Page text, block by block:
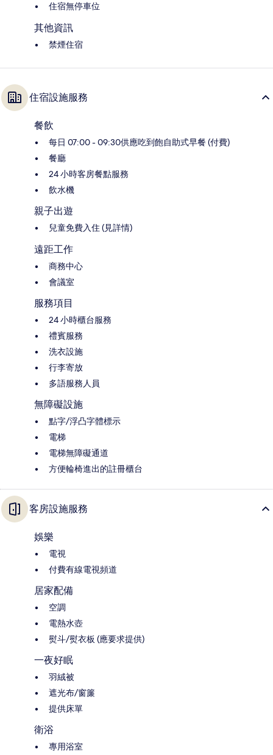
住宿無停車位
其他資訊
禁煙住宿
住宿設施服務
餐飲
每日 07:00 - 09:30供應吃到飽自助式早餐 (付費)
餐廳
24 小時客房餐點服務
飲水機
親子出遊
兒童免費入住 (見詳情)
遠距工作
商務中心
會議室
服務項目
24 小時櫃台服務
禮賓服務
洗衣設施
行李寄放
多語服務人員
無障礙設施
點字/浮凸字體標示
電梯
電梯無障礙通道
方便輪椅進出的註冊櫃台
客房設施服務
娛樂
電視
付費有線電視頻道
居家配備
空調
電熱水壺
熨斗/熨衣板 (應要求提供)
一夜好眠
羽絨被
遮光布/窗簾
提供床單
衛浴
專用浴室